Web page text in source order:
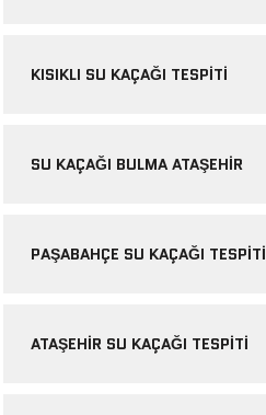
KISIKLI SU KAÇAĞI TESPITI
SU KAÇAĞI BULMA ATAŞEHIR
PAŞABAHÇE SU KAÇAĞI TESPITI
ATAŞEHIR SU KAÇAĞI TESPITI